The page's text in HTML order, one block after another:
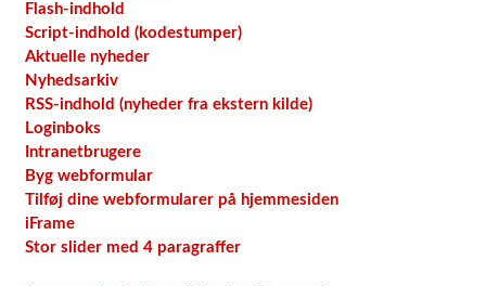
Flash-indhold
Script-indhold (kodestumper)
Aktuelle nyheder
Nyhedsarkiv
RSS-indhold (nyheder fra ekstern kilde)
Loginboks
Intranetbrugere
Byg webformular
Tilføj dine webformularer på hjemmesiden
iFrame
Stor slider med 4 paragraffer